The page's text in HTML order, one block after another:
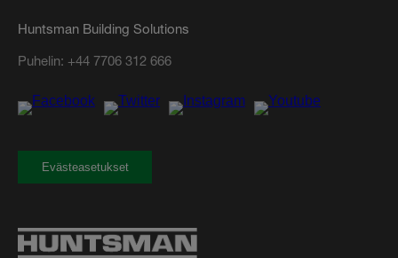
Huntsman Building Solutions
Puhelin: +44 7706 312 666
Evästeasetukset